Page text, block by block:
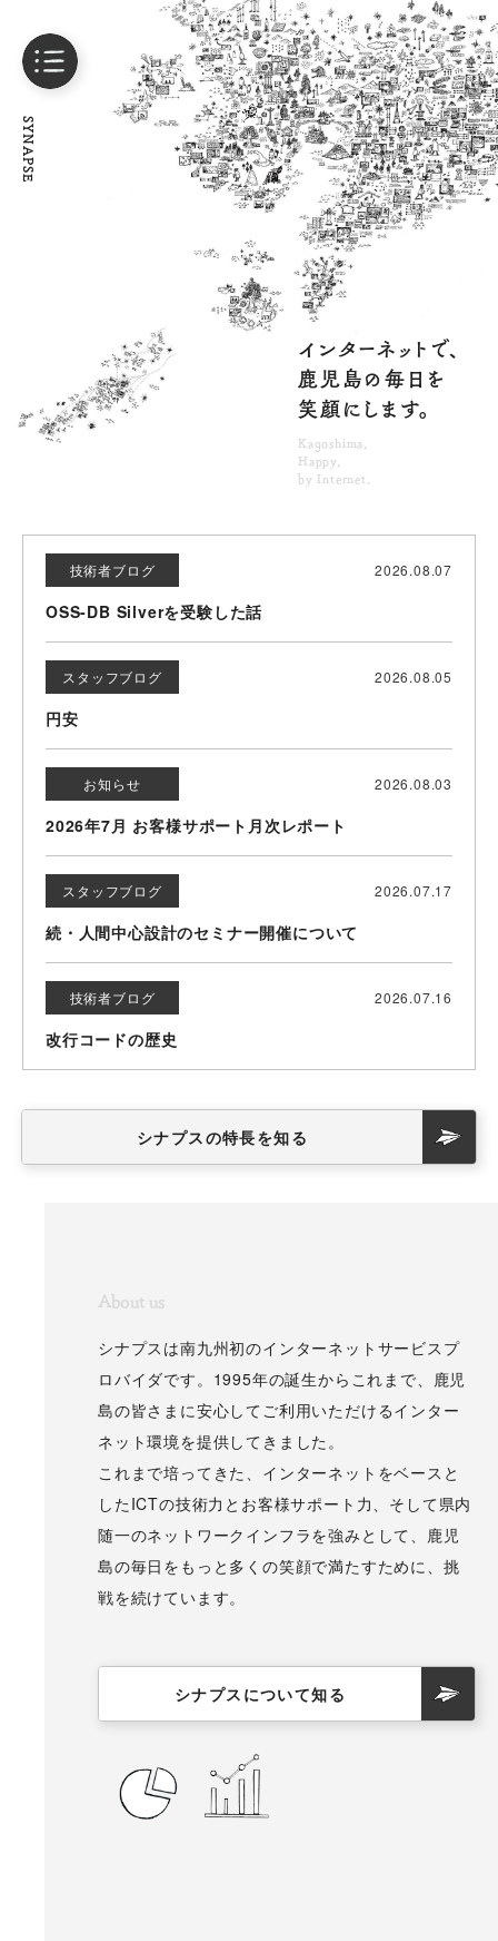
Kagoshima,
Happy,
by Internet.
インターネットで、
鹿児島の毎日を
笑顔にします。
シナプスの特長を知る
技術者ブログ 2026.08.07
OSS-DB Silverを受験した話
スタッフブログ 2026.08.05
円安
お知らせ 2026.08.03
2026年7月 お客様サポート月次レポート
スタッフブログ 2026.07.17
続・人間中心設計のセミナー開催について
技術者ブログ 2026.07.16
改行コードの歴史
About us
シナプスは南九州初のインターネットサービスプ
ロバイダです。1995年の誕生からこれまで、鹿児
島の皆さまに安心してご利用いただけるインター
ネット環境を提供してきました。
これまで培ってきた、インターネットをベースと
したICTの技術力とお客様サポート力、そして県内
随一のネットワークインフラを強みとして、鹿児
島の毎日をもっと多くの笑顔で満たすために、挑
戦を続けています。
シナプスについて知る
SYNAPSE